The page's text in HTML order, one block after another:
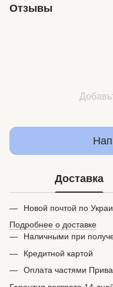
Отзывы
Доставка
Новой почтой по
Подробнее о доставке
Наличными при
Кредитной картой
Оплата частями